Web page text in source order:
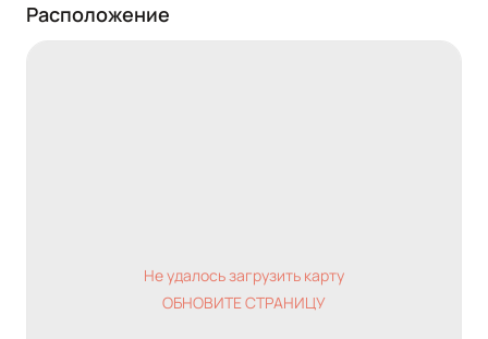
Расположение
Не удалось загрузить карту
ОБНОВИТЕ СТРАНИЦУ